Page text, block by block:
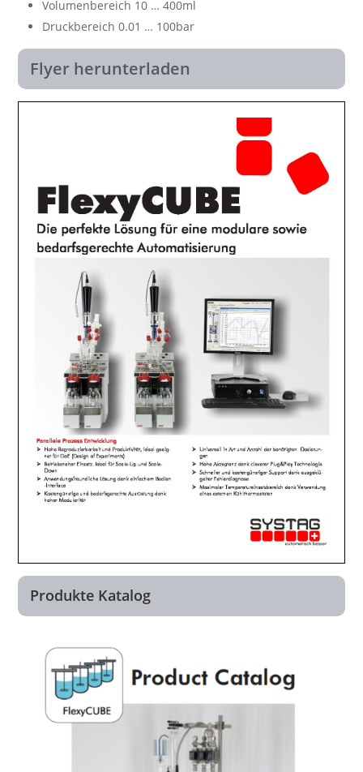
Volumenbereich 10 … 400ml
Druckbereich 0.01 … 100bar
Flyer herunterladen
Produkte Katalog